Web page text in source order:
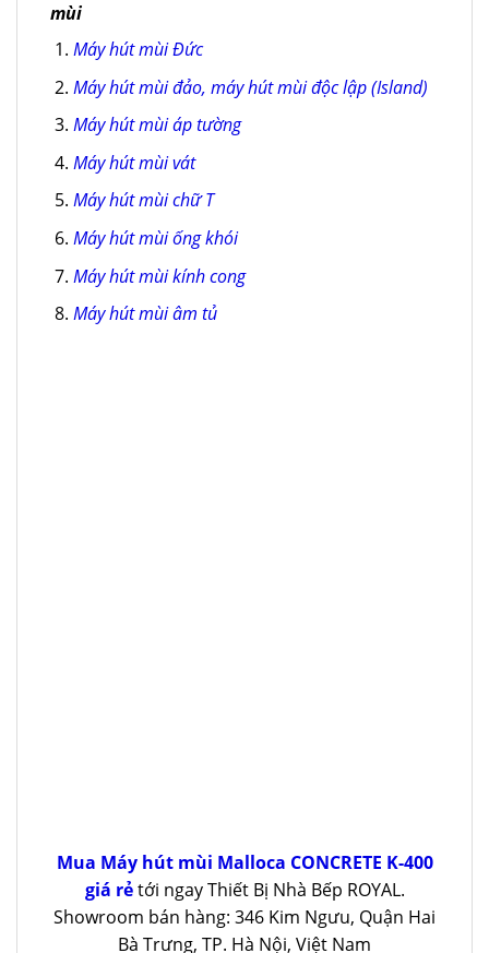
mùi
Máy hút mùi Đức
Máy hút mùi đảo, máy hút mùi độc lập (Island)
Máy hút mùi áp tường
Máy hút mùi vát
Máy hút mùi chữ T
Máy hút mùi ống khói
Máy hút mùi kính cong
Máy hút mùi âm tủ
Mua Máy hút mùi Malloca CONCRETE K-400
giá rẻtới ngay Thiết Bị Nhà Bếp ROYAL.
Showroom bán hàng: 346 Kim Ngưu, Quận Hai
Bà Trưng, TP. Hà Nội, Việt Nam